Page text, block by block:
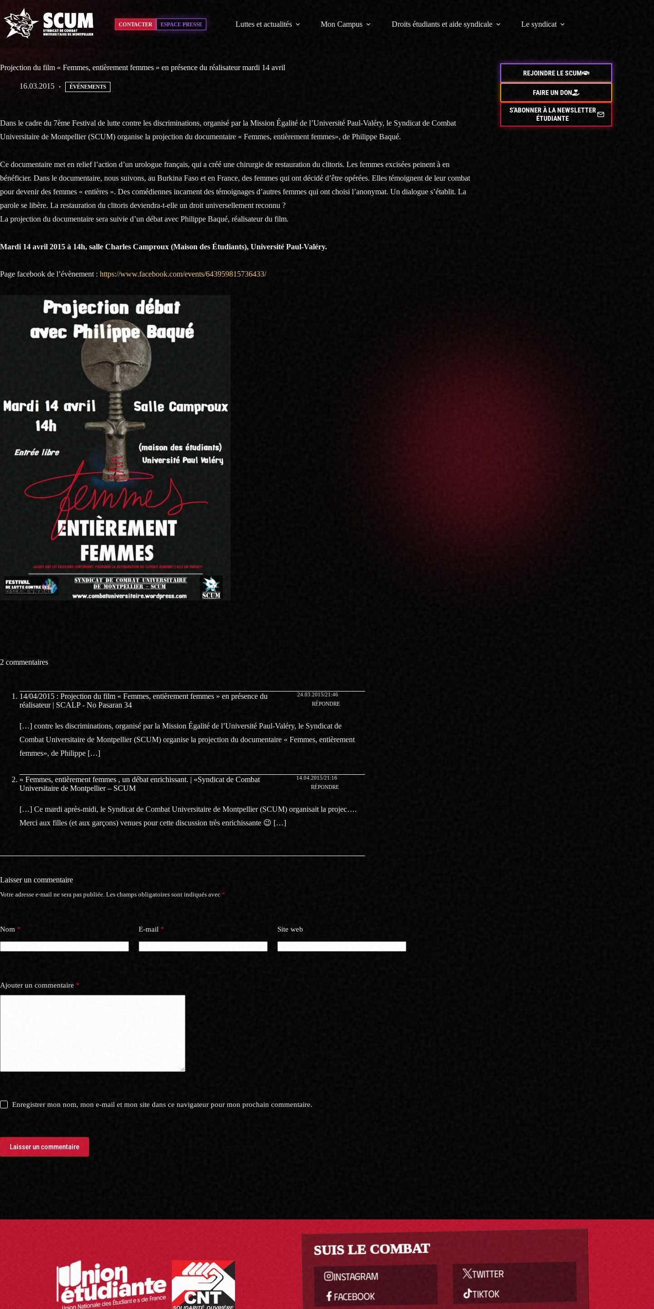
contenu
CONTACTER ESPACE PRESSE Luttes et actualités Mon Campus Droits étudiants et aide syndicale Le syndicat
Projection du film « Femmes, entièrement femmes » en présence du réalisateur mardi 14 avril
16.03.2015 ÉVÉNEMENTS
Dans le cadre du 7ème Festival de lutte contre les discriminations, organisé par la Mission Égalité de l’Université Paul-Valéry, le Syndicat de Combat
Universitaire de Montpellier (SCUM) organise la projection du documentaire « Femmes, entièrement femmes», de Philippe Baqué.
Ce documentaire met en relief l’action d’un urologue français, qui a créé une chirurgie de restauration du clitoris. Les femmes excisées peinent à en
bénéficier. Dans le documentaire, nous suivons, au Burkina Faso et en France, des femmes qui ont décidé d’être opérées. Elles témoignent de leur combat
pour devenir des femmes « entières ». Des comédiennes incarnent des témoignages d’autres femmes qui ont choisi l’anonymat. Un dialogue s’établit. La
parole se libère. La restauration du clitoris deviendra-t-elle un droit universellement reconnu ?
La projection du documentaire sera suivie d’un débat avec Philippe Baqué, réalisateur du film.
Mardi 14 avril 2015 à 14h, salle Charles Camproux (Maison des Étudiants), Université Paul-Valéry.
Page facebook de l’évènement : https://www.facebook.com/events/643959815736433/
REJOINDRE LE SCUM
FAIRE UN DON
S'ABONNER À LA NEWSLETTER
ÉTUDIANTE
2 commentaires
14/04/2015 : Projection du film « Femmes, entièrement femmes » en présence du
réalisateur | SCALP - No Pasaran 34
24.03.2015/21:46
RÉPONDRE
[…] contre les discriminations, organisé par la Mission Égalité de l’Université Paul-Valéry, le Syndicat de
Combat Universitaire de Montpellier (SCUM) organise la projection du documentaire « Femmes, entièrement
femmes», de Philippe […]
« Femmes, entièrement femmes , un débat enrichissant. | «Syndicat de Combat
Universitaire de Montpellier – SCUM
14.04.2015/21:16
RÉPONDRE
[…] Ce mardi après-midi, le Syndicat de Combat Universitaire de Montpellier (SCUM) organisait la projec….
Merci aux filles (et aux garçons) venues pour cette discussion très enrichissante 😉 […]
Laisser un commentaire
Votre adresse e-mail ne sera pas publiée. Les champs obligatoires sont indiqués avec *
Nom * E-mail * Site web
Ajouter un commentaire *
Enregistrer mon nom, mon e-mail et mon site dans ce navigateur pour mon prochain commentaire.
Laisser un commentaire
SUIS LE COMBAT
INSTAGRAM
FACEBOOK
TWITTER
TIKTOK